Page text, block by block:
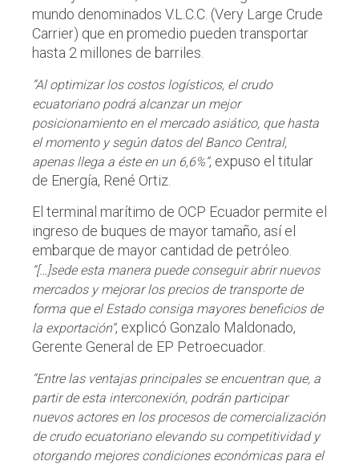
mundo denominados V.L.C.C. (Very Large Crude
Carrier) que en promedio pueden transportar
hasta 2 millones de barriles.
“Al optimizar los costos logísticos, el crudo
ecuatoriano podrá alcanzar un mejor
posicionamiento en el mercado asiático, que hasta
el momento y según datos del Banco Central,
apenas llega a éste en un 6,6%”, expuso el titular
de Energía, René Ortiz.
El terminal marítimo de OCP Ecuador permite el
ingreso de buques de mayor tamaño, así el
embarque de mayor cantidad de petróleo.
“[…]sede esta manera puede conseguir abrir nuevos
mercados y mejorar los precios de transporte de
forma que el Estado consiga mayores beneficios de
la exportación”, explicó Gonzalo Maldonado,
Gerente General de EP Petroecuador.
“Entre las ventajas principales se encuentran que, a
partir de esta interconexión, podrán participar
nuevos actores en los procesos de comercialización
de crudo ecuatoriano elevando su competitividad y
otorgando mejores condiciones económicas para el